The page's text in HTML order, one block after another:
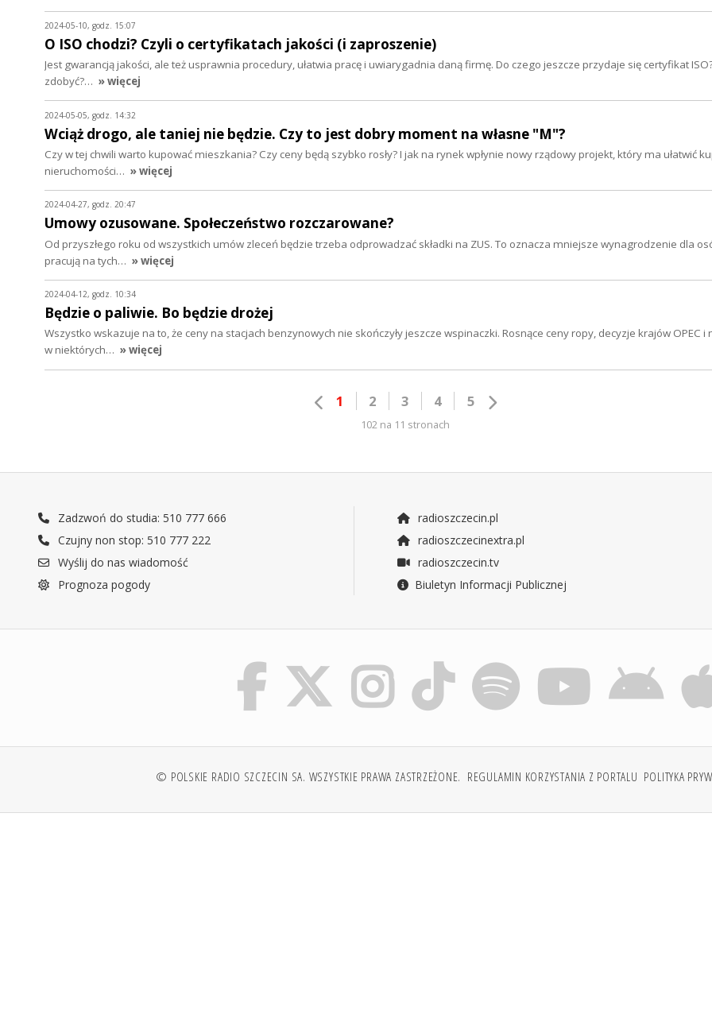
2024-05-10, godz. 15:07
O ISO chodzi? Czyli o certyfikatach jakości (i zaproszenie)
Jest gwarancją jakości, ale też usprawnia procedury, ułatwia pracę i uwiarygadnia daną firmę. Do czego jeszcze przydaje się certyfikat
zdobyć?… » więcej
2024-05-05, godz. 14:32
Wciąż drogo, ale taniej nie będzie. Czy to jest dobry moment na własne "M"?
Czy w tej chwili warto kupować mieszkania? Czy ceny będą szybko rosły? I jak na rynek wpłynie nowy rządowy projekt, który ma ułatwić
nieruchomości… » więcej
2024-04-27, godz. 20:47
Umowy ozusowane. Społeczeństwo rozczarowane?
Od przyszłego roku od wszystkich umów zleceń będzie trzeba odprowadzać składki na ZUS. To oznacza mniejsze wynagrodzenie dla
pracują na tych… » więcej
2024-04-12, godz. 10:34
Będzie o paliwie. Bo będzie drożej
Wszystko wskazuje na to, że ceny na stacjach benzynowych nie skończyły jeszcze wspinaczki. Rosnące ceny ropy, decyzje krajów OPEC i
w niektórych… » więcej
1 2 3 4 5
102 na 11 stronach
Zadzwoń do studia: 510 777 666
Czujny non stop: 510 777 222
Wyślij do nas wiadomość
Prognoza pogody
radioszczecin.pl
radioszczecinextra.pl
radioszczecin.tv
Biuletyn Informacji Publicznej
© POLSKIE RADIO SZCZECIN SA. WSZYSTKIE PRAWA ZASTRZEŻONE. REGULAMIN KORZYSTANIA Z PORTALU POLITYKA